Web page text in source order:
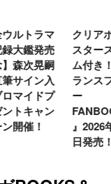
ウルトラマ
大鑑発売
森次晃嗣
サイン入
ロマイドプ
トキャン
開催！
クリア
スター
ム付き
ランス
ー
』2026
日発売！